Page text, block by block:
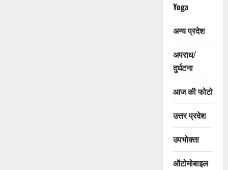
Yoga
अन्य प्रदेश
अपराध/
दुर्घटना
आज की फोटो
उत्तर प्रदेश
उपभोक्ता
ऑटोमोबाइल